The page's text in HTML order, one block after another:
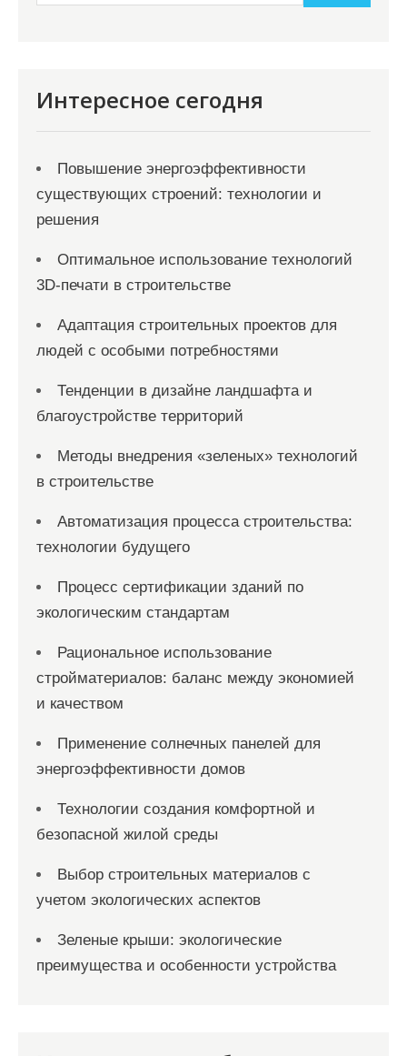
Интересное сегодня
Повышение энергоэффективности
существующих строений: технологии и
решения
Оптимальное использование технологий
3D-печати в строительстве
Адаптация строительных проектов для
людей с особыми потребностями
Тенденции в дизайне ландшафта и
благоустройстве территорий
Методы внедрения «зеленых» технологий
в строительстве
Автоматизация процесса строительства:
технологии будущего
Процесс сертификации зданий по
экологическим стандартам
Рациональное использование
стройматериалов: баланс между экономией
и качеством
Применение солнечных панелей для
энергоэффективности домов
Технологии создания комфортной и
безопасной жилой среды
Выбор строительных материалов с
учетом экологических аспектов
Зеленые крыши: экологические
преимущества и особенности устройства